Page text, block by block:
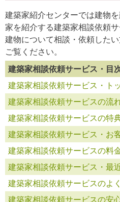
建築家紹介センターでは建物
家を紹介する建築家相談依頼サ
建物について相談・依頼した
ご覧ください。
建築家相談依頼サービス・目
建築家相談依頼サービス・ト
建築家相談依頼サービスの流
建築家相談依頼サービスの特
建築家相談依頼サービス・お
建築家相談依頼サービスの料
建築家相談依頼サービス・最
建築家相談依頼サービスのよ
建築家相談依頼サービスの安